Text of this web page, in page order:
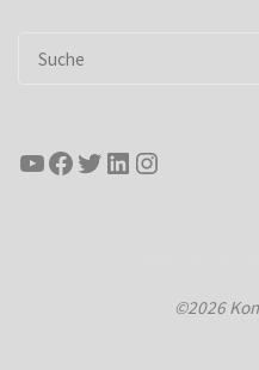
Suchen
YouTube
Facebook
Twitter
LinkedIn
Instagram
©2026